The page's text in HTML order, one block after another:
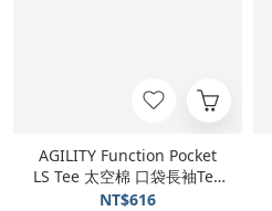
AGILITY Function Pocket
LS Tee 太空棉 口袋長袖Tee
[A-FL]
NT$616